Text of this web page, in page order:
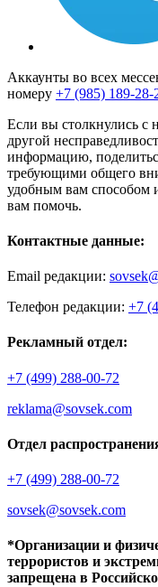
Аккаунты во всех
номеру +7 (985) 189-28-
Если вы столкнулись с
другой
информацию,
требующими общего
удобным вам способом
вам помочь.
Контактные данные:
Email редакции:
Телефон редакции: +7
Рекламный отдел:
+7 (499) 288-00-72
reklama@sovsek.com
Отдел
+7 (499) 288-00-72
sovsek@sovsek.com
*Организации и
террористов и
запрещена в